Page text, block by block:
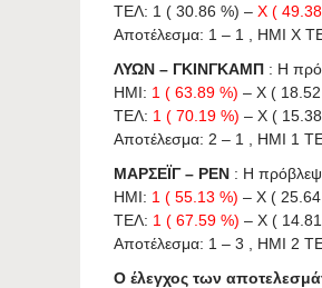
ΤΕΛ: 1 ( 30.86 %) – X (
Αποτέλεσμα: 1 – 1 , ΗΜΙ X
ΛΥΩΝ – ΓΚΙΝΓΚΑΜΠ : Η
ΗΜΙ: 1 ( 63.89 %) – X (
ΤΕΛ: 1 ( 70.19 %) – X (
Αποτέλεσμα: 2 – 1 , ΗΜΙ 1
ΜΑΡΣΕΪΓ – ΡΕΝ : Η
ΗΜΙ: 1 ( 55.13 %) – X (
ΤΕΛ: 1 ( 67.59 %) – X (
Αποτέλεσμα: 1 – 3 , ΗΜΙ 2
Ο έλεγχος των